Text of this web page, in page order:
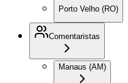
Porto Velho (RO)
Comentaristas
Manaus (AM)